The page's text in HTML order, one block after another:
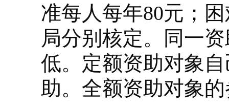
准每人每年80元；
局分别核定。同一
低。定额资助对象
助。全额资助对象